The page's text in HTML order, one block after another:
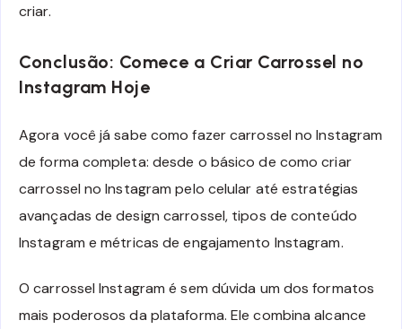
criar.
Conclusão: Comece a Criar Carrossel no
Instagram Hoje
Agora você já sabe como fazer carrossel no Instagram
de forma completa: desde o básico de como criar
carrossel no Instagram pelo celular até estratégias
avançadas de design carrossel, tipos de conteúdo
Instagram e métricas de engajamento Instagram.
O carrossel Instagram é sem dúvida um dos formatos
mais poderosos da plataforma. Ele combina alcance